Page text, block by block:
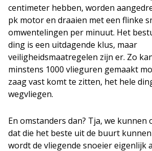
centimeter hebben, worden
pk motor en draaien met een flinke
omwentelingen per minuut. Het
ding is een uitdagende klus, maar
veiligheidsmaatregelen zijn er. Zo
minstens 1000 vlieguren gemaakt
zaag vast komt te zitten, het hele
wegvliegen.
En omstanders dan? Tja, we kunnen
dat die het beste uit de buurt
wordt de vliegende snoeier eigenlijk